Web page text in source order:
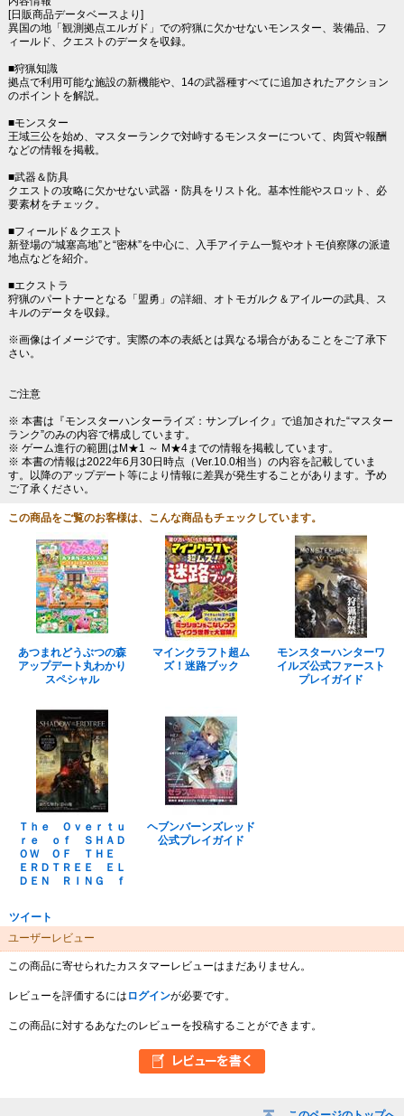
[日販商品データベースより]
異国の地「観測拠点エルガド」での狩猟に欠かせないモンスター、装備品、フ
ィールド、クエストのデータを収録。
■狩猟知識
拠点で利用可能な施設の新機能や、14の武器種すべてに追加されたアクション
のポイントを解説。
■モンスター
王域三公を始め、マスターランクで対峙するモンスターについて、肉質や報酬
などの情報を掲載。
■武器＆防具
クエストの攻略に欠かせない武器・防具をリスト化。基本性能やスロット、必
要素材をチェック。
■フィールド＆クエスト
新登場の“城塞高地”と“密林”を中心に、入手アイテム一覧やオトモ偵察隊の派遣
地点などを紹介。
■エクストラ
狩猟のパートナーとなる「盟勇」の詳細、オトモガルク＆アイルーの武具、ス
キルのデータを収録。
※画像はイメージです。実際の本の表紙とは異なる場合があることをご了承下
さい。
ご注意
※ 本書は『モンスターハンターライズ：サンブレイク』で追加された“マスター
ランク”のみの内容で構成しています。
※ ゲーム進行の範囲はM★1 ～ M★4までの情報を掲載しています。
※ 本書の情報は2022年6月30日時点（Ver.10.0相当）の内容を記載していま
す。以降のアップデート等により情報に差異が発生することがあります。予め
ご了承ください。
この商品をご覧のお客様は、こんな商品もチェックしています。
あつまれどうぶつの森
アップデート丸わかり
スペシャル
マインクラフト超ム
ズ！迷路ブック
モンスターハンターワ
イルズ公式ファースト
プレイガイド
Ｔｈｅ Ｏｖｅｒｔｕ
ｒｅ ｏｆ ＳＨＡＤ
ＯＷ ＯＦ ＴＨＥ
ＥＲＤＴＲＥＥ ＥＬ
ＤＥＮ ＲＩＮＧ ｆ
ヘブンバーンズレッド
公式プレイガイド
ツイート
ユーザーレビュー
この商品に寄せられたカスタマーレビューはまだありません。
レビューを評価するには ログインが必要です。
この商品に対するあなたのレビューを投稿することができます。